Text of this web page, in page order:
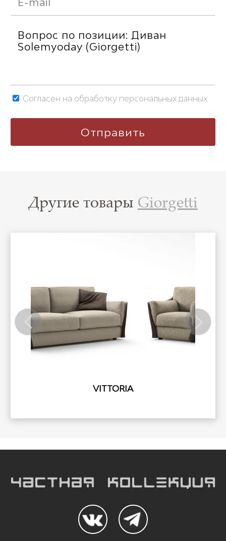
Согласен на обработку персональных данных
Другие товары Giorgetti
VITTORIA